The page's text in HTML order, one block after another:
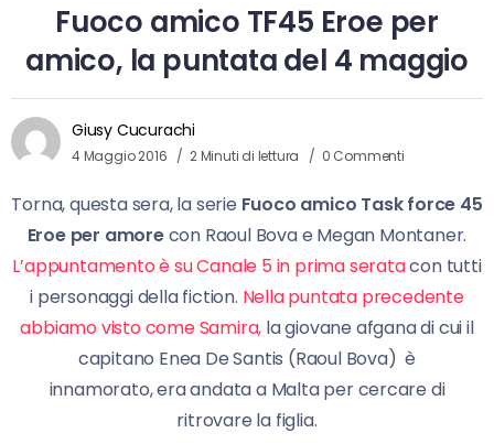
Fuoco amico TF45 Eroe per
amico, la puntata del 4 maggio
Giusy Cucurachi
4 Maggio 2016 2 Minuti di lettura 0 Commenti
Torna, questa sera, la serie Fuoco amico Task force 45
Eroe per amorecon Raoul Bova e Megan Montaner.
L’appuntamento è su Canale 5 in prima seratacon tutti
i personaggi della fiction. Nella puntata precedente
abbiamo visto come Samira, la giovane afgana di cui il
capitano Enea De Santis (Raoul Bova) è
innamorato, era andata a Malta per cercare di
ritrovare la figlia.